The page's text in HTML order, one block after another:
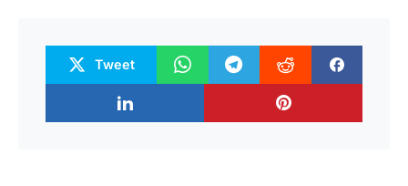
Tweet